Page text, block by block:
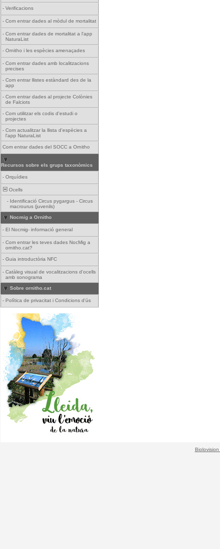
- Verificacions
- Com entrar dades al mòdul de mortalitat
- Com entrar dades de mortalitat a l'app
NaturaList
- Ornitho i les espècies amenaçades
- Com entrar dades amb localitzacions
precises
- Com entrar llistes estàndard des de la
app
- Com entrar dades al projecte Colònies
de Falciots
- Com utilitzar els codis d'estudi o
projectes
- Com actualitzar la llista d'espècies a
l'app NaturaList
Com entrar dades del SOCC a Ornitho
Recursos sobre els grups taxonòmics
- Orquídies
Ocells
- Identificació Circus pygargus - Circus
macrourus (juvenils)
Nocmig a Ornitho
- El Nocmig- informació general
- Com entrar les teves dades NocMig a
ornitho.cat?
- Guia introductòria NFC
- Catàleg visual de vocalitzacions d'ocells
amb sonograma
Sobre ornitho.cat
- Política de privacitat i Condicions d'ús
Biolovision